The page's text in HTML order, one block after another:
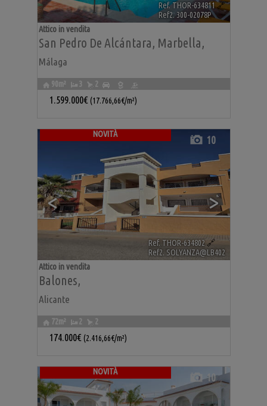
Ref. THOR-634811 🔗
Ref2. 300-02078P
San Pedro De Alcántara, Marbella,
Málaga
Attico in vendita
90m² 3 2
1.599.000€ (17.766,66€/m²)
NOVITÀ
< >
10
Ref. THOR-634802 🔗
Ref2. SOLYANZA@LB402
Balones,
Alicante
Attico in vendita
72m² 2 2
174.000€ (2.416,66€/m²)
NOVITÀ 10